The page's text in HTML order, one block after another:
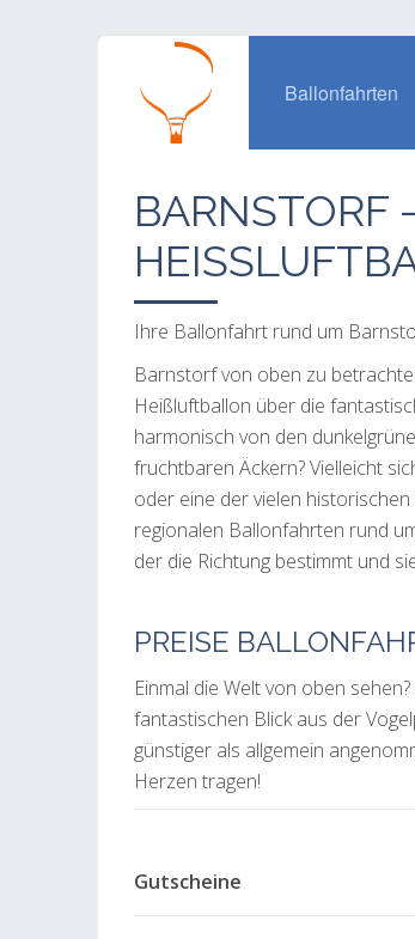
Ballonfahrten
BARNSTORF
Ihre Ballonfahrt rund um
Barnstorf von oben zu
Heißluftballon über die
harmonisch von den
fruchtbaren Äckern? Vielleicht
oder eine der vielen
regionalen Ballonfahrten rund
der die Richtung bestimmt und
PREISE
Einmal die Welt von oben
fantastischen Blick aus der
günstiger als allgemein
Herzen tragen!
Gutscheine